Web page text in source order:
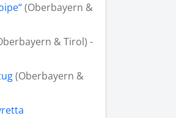
(Oberbayern &
& Tirol) -
(Oberbayern &